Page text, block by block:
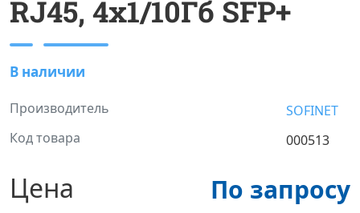
RJ45, 4x1/10Гб SFP+
В наличии
Производитель
SOFINET
Код товара
000513
Цена По запросу